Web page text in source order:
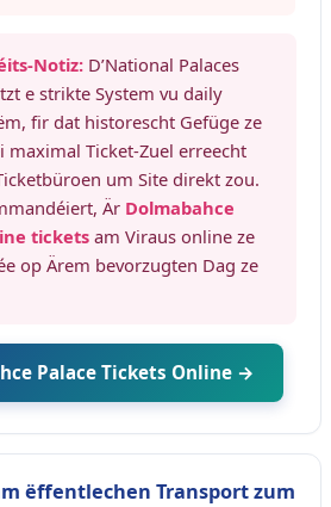
Notiz: D’National Palaces
e strikte System vu daily
fir dat historescht Gefüge ze
maximal Ticket-Zuel erreecht
um Site direkt zou.
Är Dolmabahce
tickets am Viraus online ze
op Ärem bevorzugten Dag ze
Palace Tickets Online →
ëffentlechen Transport zum